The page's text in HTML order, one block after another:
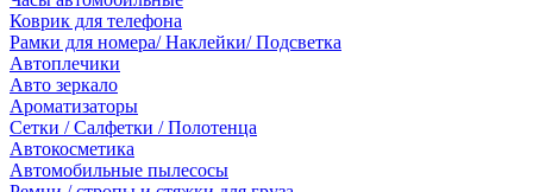
Коврик для телефона
Рамки для номера/ Наклейки/ Подсветка
Автоплечики
Авто зеркало
Ароматизаторы
Сетки / Салфетки / Полотенца
Автокосметика
Автомобильные пылесосы